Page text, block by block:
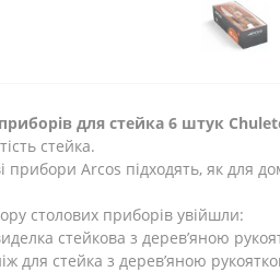
для стейка 6 штук
стейка.
прибори Arcos підходять, як для
столових приборів увійшли:
стейкова з дерев’яною
для стейка з дерев’яною